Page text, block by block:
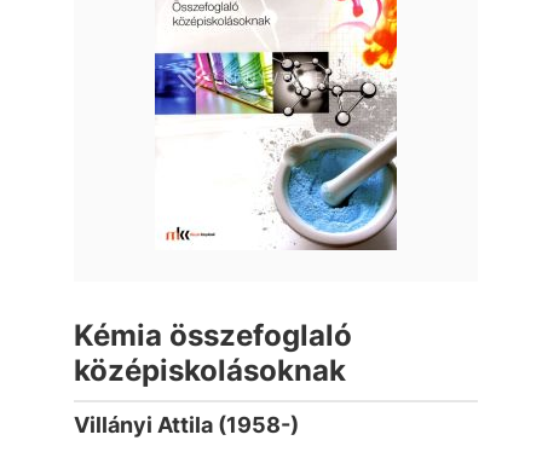
Kémia összefoglaló
középiskolásoknak
Villányi Attila (1958-)